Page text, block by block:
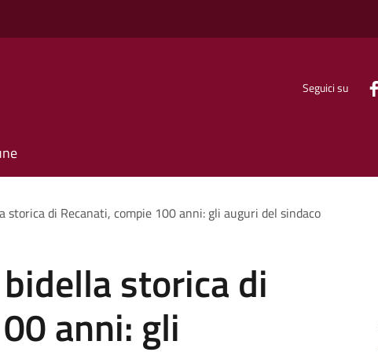
Seguici su
storica di Recanati, compie 100 anni: gli auguri del sindaco
storica di
anni: gli